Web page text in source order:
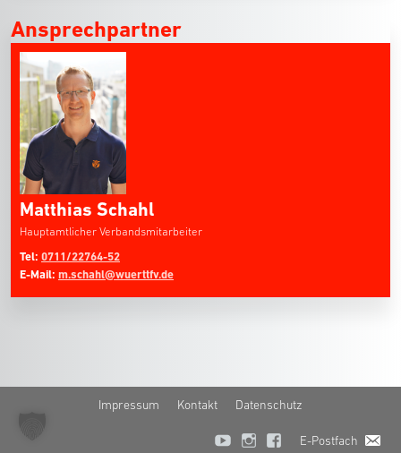
Ansprechpartner
Matthias Schahl
Hauptamtlicher Verbandsmitarbeiter
Tel: 0711/22764-52
E-Mail: m.schahl@wuerttfv.de
Impressum Kontakt Datenschutz
E-Postfach